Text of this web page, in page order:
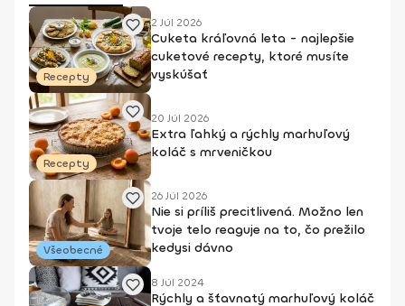
Recepty
2 Júl 2026
Cuketa kráľovná leta - najlepšie
cuketové recepty, ktoré musíte
vyskúšať
Recepty
20 Júl 2026
Extra ľahký a rýchly marhuľový
koláč s mrveničkou
Všeobecné
26 Júl 2026
Nie si príliš precitlivená. Možno len
tvoje telo reaguje na to, čo prežilo
kedysi dávno
8 Júl 2024
Rýchly a šťavnatý marhuľový koláč